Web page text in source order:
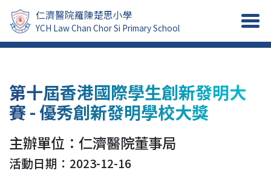
仁濟醫院羅陳楚思小學
YCH Law Chan Chor Si Primary School
第十屆香港國際學生創新發明大
賽 - 優秀創新發明學校大獎
主辦單位：仁濟醫院董事局
活動日期：2023-12-16